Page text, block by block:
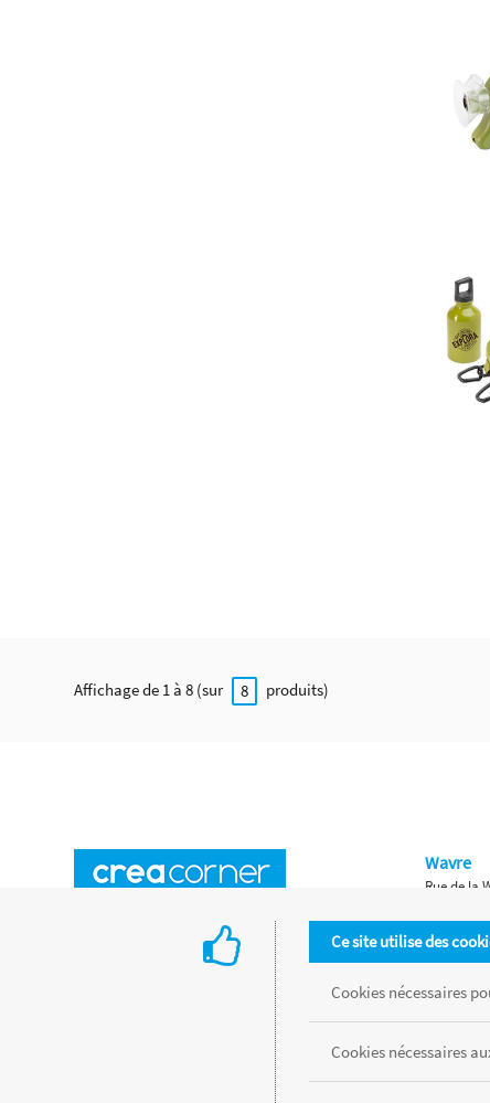
Affichage de 1 à 8 (sur 8 produits)
Ce site utilise des
Cookies nécessaires
Cookies nécessaires
Wavre
Rue de la
Chaussée